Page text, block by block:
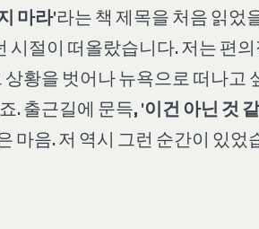
마라'라는 책 제목을 처음 읽었
시절이 떠올랐습니다. 저는 편
황을 벗어나 뉴욕으로 떠나고
. 출근길에 문득, '이건 아닌 것
마음. 저 역시 그런 순간이 있었